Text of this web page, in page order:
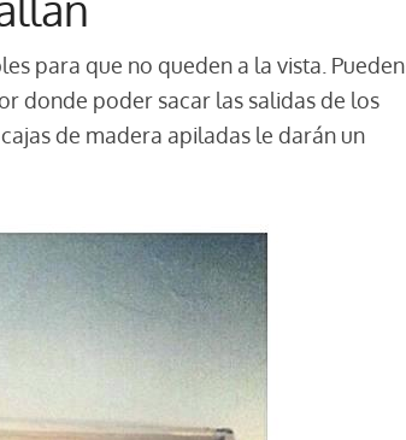
para que no queden a la vista. Pueden
donde poder sacar las salidas de los
de madera apiladas le darán un